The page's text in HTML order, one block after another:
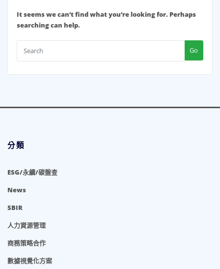
It seems we can’t find what you’re looking for. Perhaps
searching can help.
Go
分類
ESG/永續/碳盤查
News
SBIR
人力資源管理
商務策略合作
數據視覺化方案